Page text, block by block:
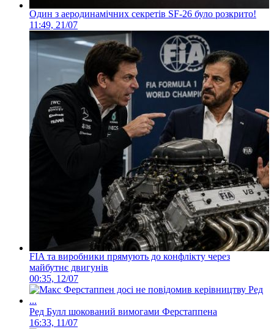
Один з аеродинамічних секретів SF-26 було розкрито!
11:49, 21/07
FIA та виробники прямують до конфлікту через
майбутнє двигунів
00:35, 12/07
Ред Булл шокований вимогами Ферстаппена
16:33, 11/07